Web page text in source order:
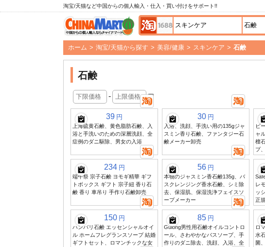
淘宝/天猫など中国からの個人輸入・仕入・買い付けをサポート!!
ホーム > 淘宝/天猫から探す > 美容/健康 > スキンケア > 石鹸
石鹸
- 円
39 円
上海硫黄石鹸、黄色脂肪石鹸、入
浴と手洗いのための深層洗顔、全
症例のダニ駆除、男女の入浴
30 円
入浴、洗顔、手洗い用の135gジャ
スミン香り石鹸、ファンタジー石
鹸メーカー卸売
ビ
ャ
檀
プ
234 円
端午祭 宗子石鹸 ヨモギ精華 ギフ
トボックス ギフト 宗子紐 香り石
鹸 香り 車吊り 手作り石鹸卸売
56 円
本物のジャスミン香石鹸135g、バ
スクレンジング香水石鹸、シミ除
去、保湿肌、保湿洗浄フェイスソ
ープメーカー
レ
ッ
正
150 円
ハンバリ石鹸 エッセンシャルオイ
ル ホームフレグランスソープ 結婚
ギフトセット、ロマンチックな女
85 円
Gulong男性用石鹸オイルコントロ
ール、さわやかなバスソープ、手
作りのダニ除去、洗顔、入浴、全
ロ
水
菌